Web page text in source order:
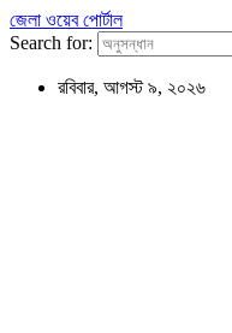
জেলা ওয়েব পোর্টাল
Search for:
রবিবার, আগস্ট ৯, ২০২৬